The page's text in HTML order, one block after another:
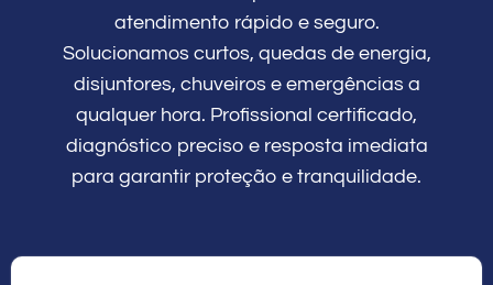
atendimento rápido e seguro.
Solucionamos curtos, quedas de energia,
disjuntores, chuveiros e emergências a
qualquer hora. Profissional certificado,
diagnóstico preciso e resposta imediata
para garantir proteção e tranquilidade.